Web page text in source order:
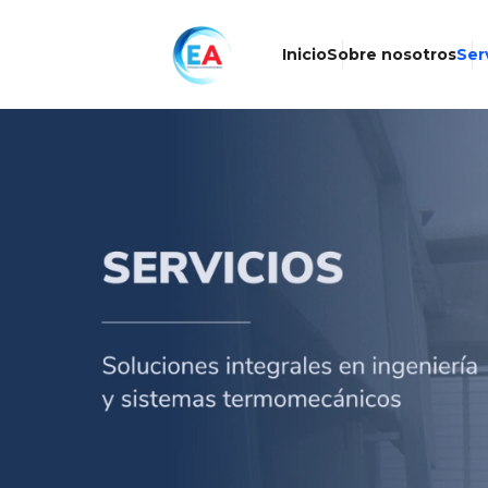
InicioSobre nosotros